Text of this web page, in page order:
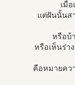
เมื่
แต่ฝันนั้นส
หรือบ้
หรือเห็นร่า
คือหมายคว